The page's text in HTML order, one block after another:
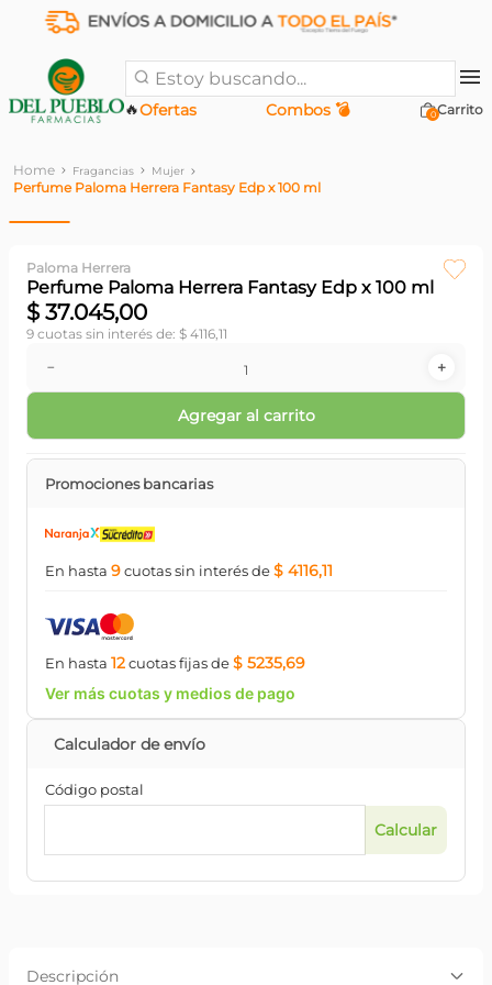
Estoy buscando...
Ofertas
🔥 Combos 💣 0
Fragancias Mujer
Perfume Paloma Herrera Fantasy Edp x 100 ml
Paloma Herrera
Perfume Paloma Herrera Fantasy Edp x 100 ml
$ 37.045,00
9 cuotas sin interés de: $ 4116,11
＋
－
Agregar al carrito
Promociones bancarias
En hasta 9cuotassin interésde$ 4116,11
En hasta 12cuotasfijasde$ 5235,69
Ver más cuotas y medios de pago
Código postal
Descripción